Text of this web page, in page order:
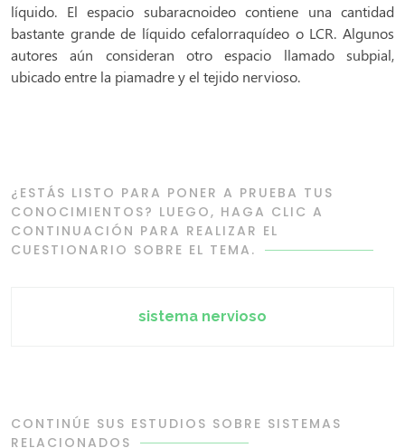
líquido. El espacio subaracnoideo contiene una cantidad
bastante grande de líquido cefalorraquídeo o LCR. Algunos
autores aún consideran otro espacio llamado subpial,
ubicado entre la piamadre y el tejido nervioso.
¿ESTÁS LISTO PARA PONER A PRUEBA TUS
CONOCIMIENTOS? LUEGO, HAGA CLIC A
CONTINUACIÓN PARA REALIZAR EL
CUESTIONARIO SOBRE EL TEMA.
sistema nervioso
CONTINÚE SUS ESTUDIOS SOBRE SISTEMAS
RELACIONADOS